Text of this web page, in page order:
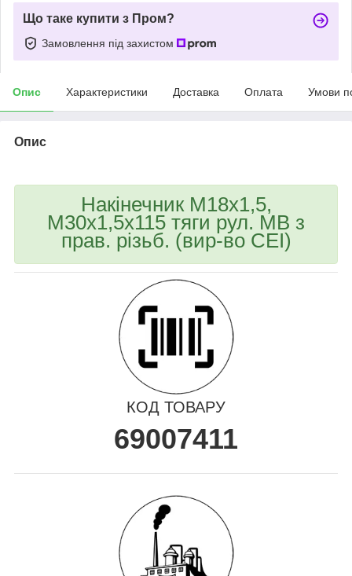
Що таке купити з Пром?
Замовлення під захистом
Опис Характеристики Доставка Оплата Умови
Опис
Накінечник М18x1,5,
М30x1,5x115 тяги рул. MB з
прав. різьб. (вир-во CEI)
КОД ТОВАРУ
69007411